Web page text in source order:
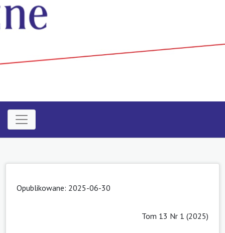
Opublikowane: 2025-06-30
Tom 13 Nr 1 (2025)